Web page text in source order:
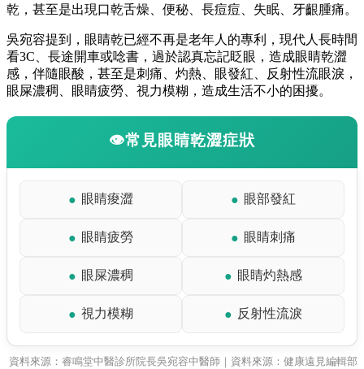
乾，甚至是出現口乾舌燥、便秘、長痘痘、失眠、牙齦腫痛。
吳宛容提到，眼睛乾已經不再是老年人的專利，現代人長時間
看3C、長途開車或唸書，過於認真忘記眨眼，造成眼睛乾澀
感，伴隨眼酸，甚至是刺痛、灼熱、眼發紅、反射性流眼淚，
眼屎濃稠、眼睛疲勞、視力模糊，造成生活不小的困擾。
👁️常見眼睛乾澀症狀
● 眼睛痠澀 ● 眼部發紅
● 眼睛疲勞 ● 眼睛刺痛
● 眼屎濃稠 ● 眼睛灼熱感
● 視力模糊 ● 反射性流淚
資料來源：睿鳴堂中醫診所院長吳宛容中醫師｜資料來源：健康遠見編輯部